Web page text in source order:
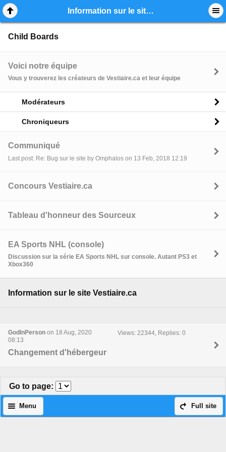
Information sur le site Vestiaire.ca
Child Boards
Voici notre équipe
Vous y trouverez les créateurs de Vestiaire.ca et leur équipe
Modérateurs
Chroniqueurs
Communiqué
Last post: Re: Bug sur le site by Omphalos on 13 Feb, 2018 12:19
Concours Vestiaire.ca
Tableau d'honneur des Sourceux
EA Sports NHL (console)
Discussion sur la série EA Sports NHL sur console. Autant PS3 et
Xbox360
Information sur le site Vestiaire.ca
GodInPerson on 18 Aug, 2020
08:13
Views: 22344, Replies: 0
Changement d'hébergeur
Go to page:
Full site
Menu